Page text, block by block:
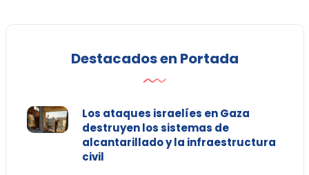
Destacados en Portada
Los ataques israelíes en Gaza
destruyen los sistemas de
alcantarillado y la infraestructura
civil